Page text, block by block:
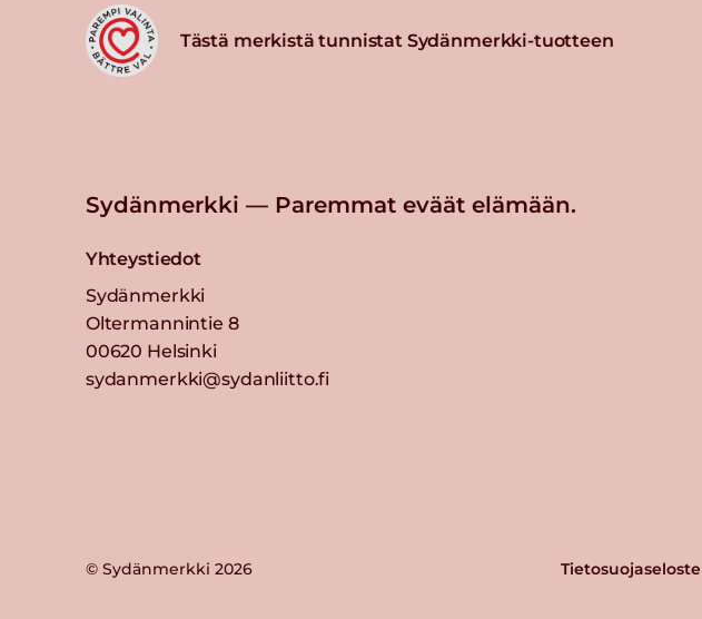
Tästä merkistä tunnistat Sydänmerkki-tuotteen
Sydänmerkki — Paremmat eväät elämään.
Yhteystiedot
Sydänmerkki
Oltermannintie 8
00620 Helsinki
sydanmerkki@sydanliitto.fi
© Sydänmerkki 2026 Tietosuojaseloste